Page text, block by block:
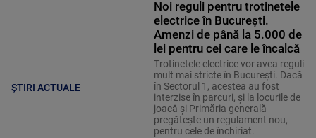
ȘTIRI ACTUALE
Noi reguli pentru trotinetele
electrice în București.
Amenzi de până la 5.000 de
lei pentru cei care le încalcă
Trotinetele electrice vor avea reguli
mult mai stricte în București. Dacă
în Sectorul 1, acestea au fost
interzise în parcuri, și la locurile de
joacă și Primăria generală
pregătește un regulament nou,
pentru cele de închiriat.